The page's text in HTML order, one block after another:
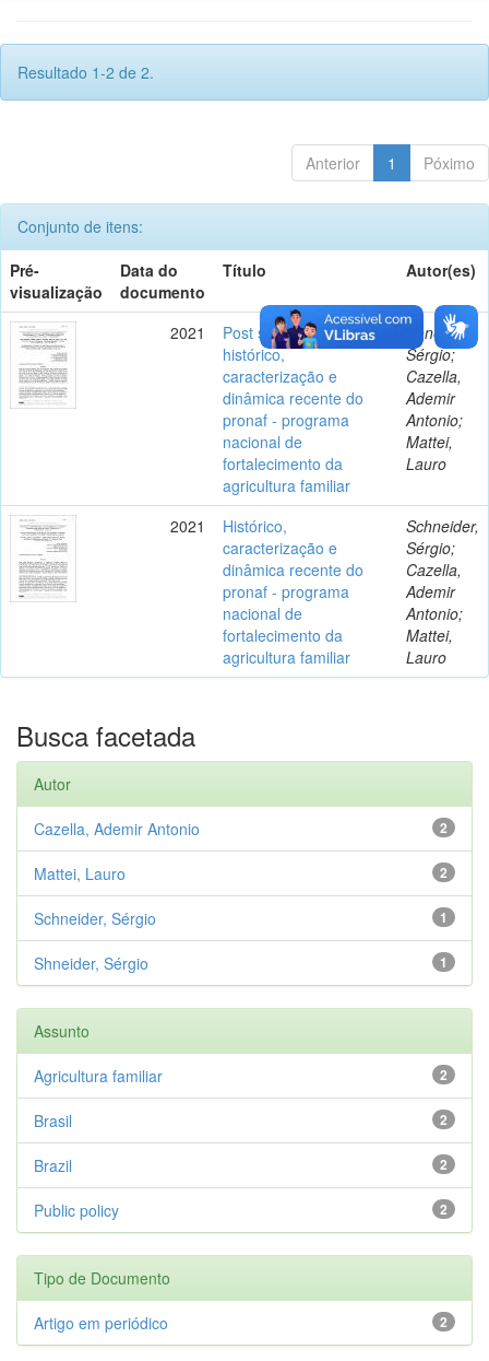
Resultado 1-2 de 2.
Anterior 1 Póximo
Conjunto de itens:
Pré-
visualização
Data do
documento
Título Autor(es)
2021
Post scriptum ao artigo
histórico,
caracterização e
dinâmica recente do
pronaf - programa
nacional de
fortalecimento da
agricultura familiar
Shneider,
Sérgio;
Cazella,
Ademir
Antonio;
Mattei,
Lauro
2021
Histórico,
caracterização e
dinâmica recente do
pronaf - programa
nacional de
fortalecimento da
agricultura familiar
Schneider,
Sérgio;
Cazella,
Ademir
Antonio;
Mattei,
Lauro
Busca facetada
Autor
2
Cazella, Ademir Antonio
2
Mattei, Lauro
1
Schneider, Sérgio
1
Shneider, Sérgio
Assunto
2
Agricultura familiar
2
Brasil
2
Brazil
2
Public policy
Tipo de Documento
2
Artigo em periódico